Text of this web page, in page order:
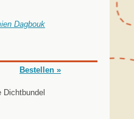
Dagbouk
Bestellen »